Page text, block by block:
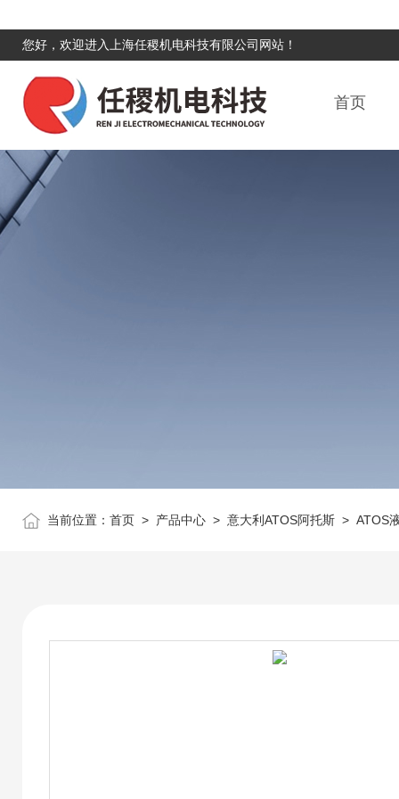
您好，欢迎进入上海任稷机电科技有限公司网站！
首页
当前位置： 首页 > 产品中心 > 意大利ATOS阿托斯 > ATOS